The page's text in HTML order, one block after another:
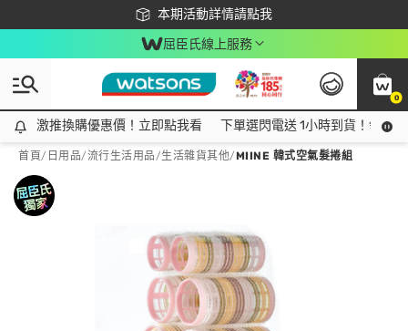
本期活動詳情請點我
下載app最高回饋$350
屈臣氏線上服務
0
激推換購優惠價！立即點我看
激推換購優惠價！立即點我看 下單選閃電送 1小時到貨！領神
首頁/ 日用品/流行生活用品/生活雜貨其他/MIINE 韓式空氣髮捲組